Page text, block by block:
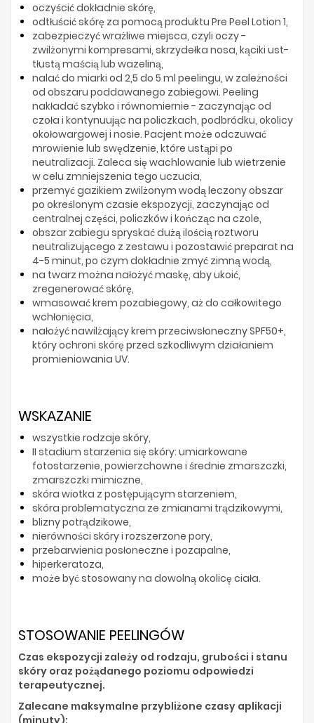
oczyścić dokładnie skórę,
odtłuścić skórę za pomocą produktu Pre Peel Lotion 1,
zabezpieczyć wrażliwe miejsca, czyli oczy -
zwilżonymi kompresami, skrzydełka nosa, kąciki ust-
tłustą maścią lub wazeliną,
nalać do miarki od 2,5 do 5 ml peelingu, w zależności
od obszaru poddawanego zabiegowi. Peeling
nakładać szybko i równomiernie - zaczynając od
czoła i kontynuując na policzkach, podbródku, okolicy
okołowargowej i nosie. Pacjent może odczuwać
mrowienie lub swędzenie, które ustąpi po
neutralizacji. Zaleca się wachlowanie lub wietrzenie
w celu zmniejszenia tego uczucia,
przemyć gazikiem zwilżonym wodą leczony obszar
po określonym czasie ekspozycji, zaczynając od
centralnej części, policzków i kończąc na czole,
obszar zabiegu spryskać dużą ilością roztworu
neutralizującego z zestawu i pozostawić preparat na
4-5 minut, po czym dokładnie zmyć zimną wodą,
na twarz można nałożyć maskę, aby ukoić,
zregenerować skórę,
wmasować krem pozabiegowy, aż do całkowitego
wchłonięcia,
nałożyć nawilżający krem przeciwsłoneczny SPF50+,
który ochroni skórę przed szkodliwym działaniem
promieniowania UV.
WSKAZANIE
wszystkie rodzaje skóry,
II stadium starzenia się skóry: umiarkowane
fotostarzenie, powierzchowne i średnie zmarszczki,
zmarszczki mimiczne,
skóra wiotka z postępującym starzeniem,
skóra problematyczna ze zmianami trądzikowymi,
blizny potrądzikowe,
nierówności skóry i rozszerzone pory,
przebarwienia posłoneczne i pozapalne,
hiperkeratoza,
może być stosowany na dowolną okolicę ciała.
STOSOWANIE PEELINGÓW
Czas ekspozycji zależy od rodzaju, grubości i stanu
skóry oraz pożądanego poziomu odpowiedzi
terapeutycznej.
Zalecane maksymalne przybliżone czasy aplikacji